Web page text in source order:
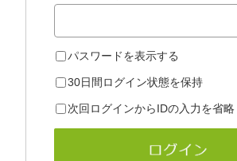
パスワードを表示する
30日間ログイン状態を保持
次回ログインからIDの入力を省略